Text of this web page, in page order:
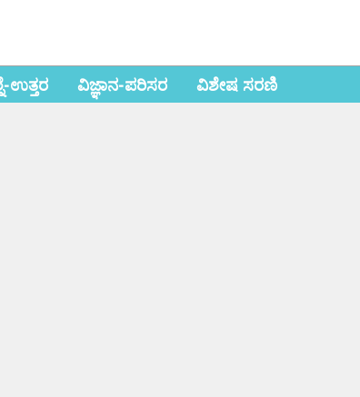
ಉತ್ತರ ವಿಜ್ಞಾನ-ಪರಿಸರ ವಿಶೇಷ ಸರಣಿ